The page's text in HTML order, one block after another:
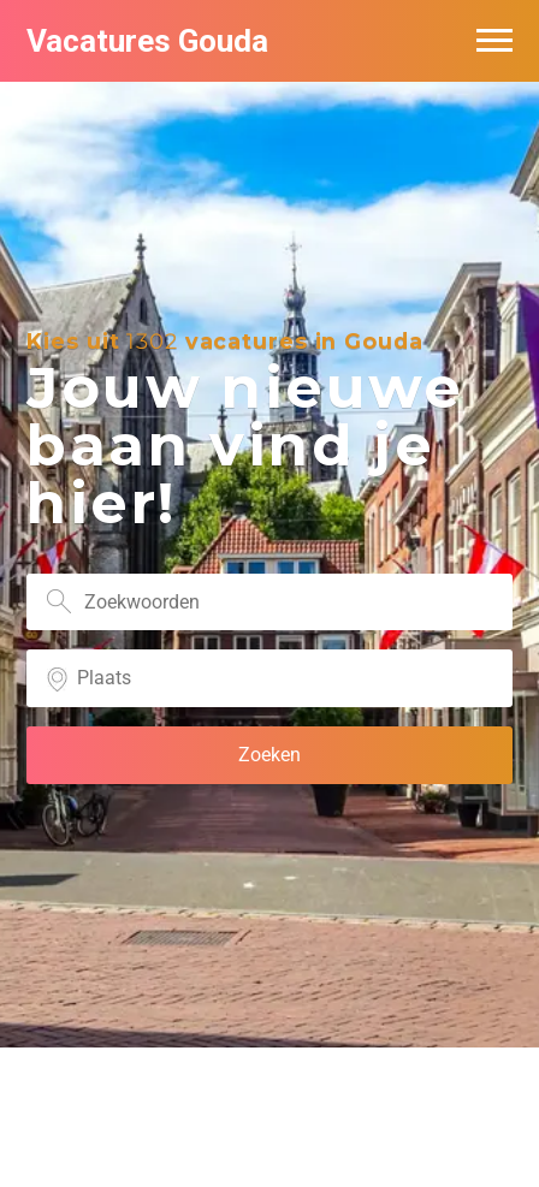
Vacatures Gouda
Kies uit1302vacatures in Gouda
Jouw nieuwe
baan vind je
hier!
Vacatures per bedrijf in Gouda
De populairste vacatures in Gouda